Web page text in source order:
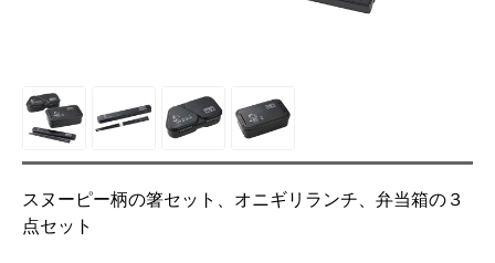
スヌーピー柄の箸セット、オニギリランチ、弁当箱の３
点セット